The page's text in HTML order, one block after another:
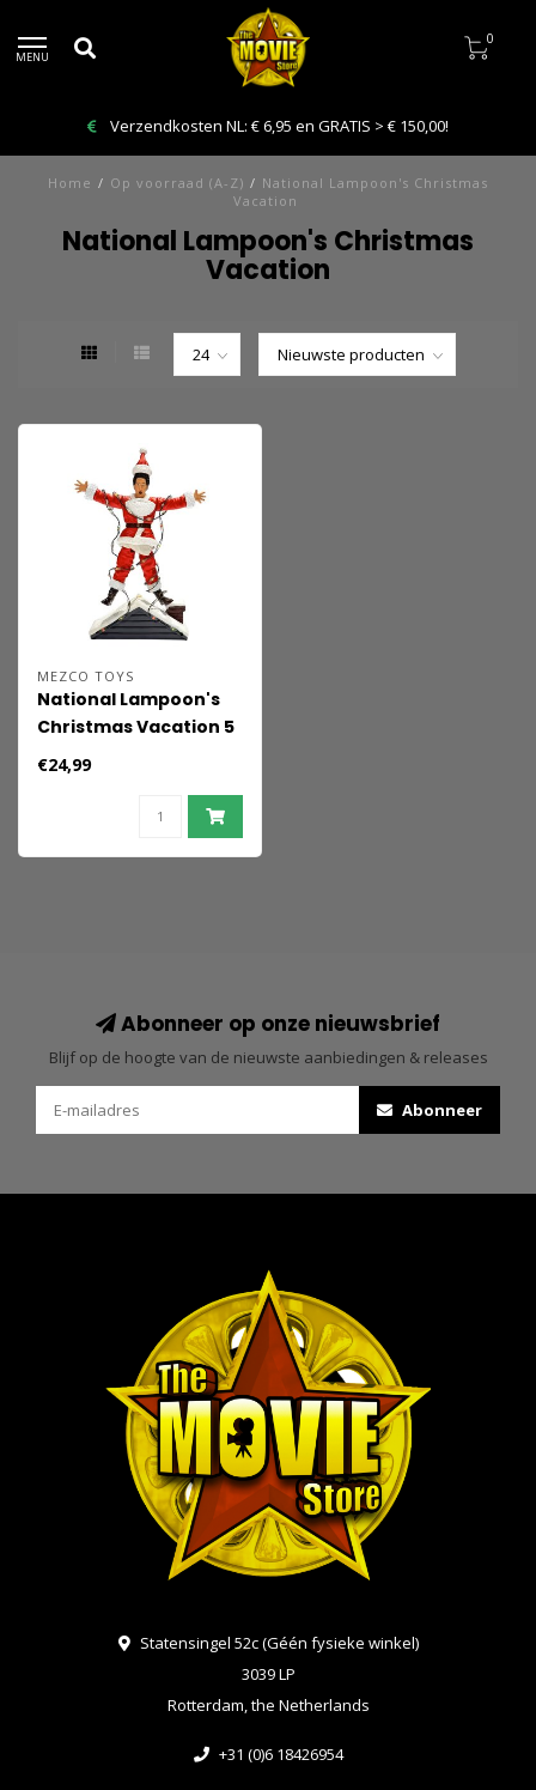
MENU
0
Verzendkosten NL: € 6,95 en GRATIS > € 150,00!
Home / Op voorraad (A-Z) / National Lampoon's Christmas
Vacation
National Lampoon's Christmas
Vacation
MEZCO TOYS
National Lampoon's
Christmas Vacation 5
Points Action Figures
€24,99
Abonneer op onze nieuwsbrief
Blijf op de hoogte van de nieuwste aanbiedingen & releases
Abonneer
Statensingel 52c (Géén fysieke winkel)
3039 LP
Rotterdam, the Netherlands
+31 (0)6 18426954